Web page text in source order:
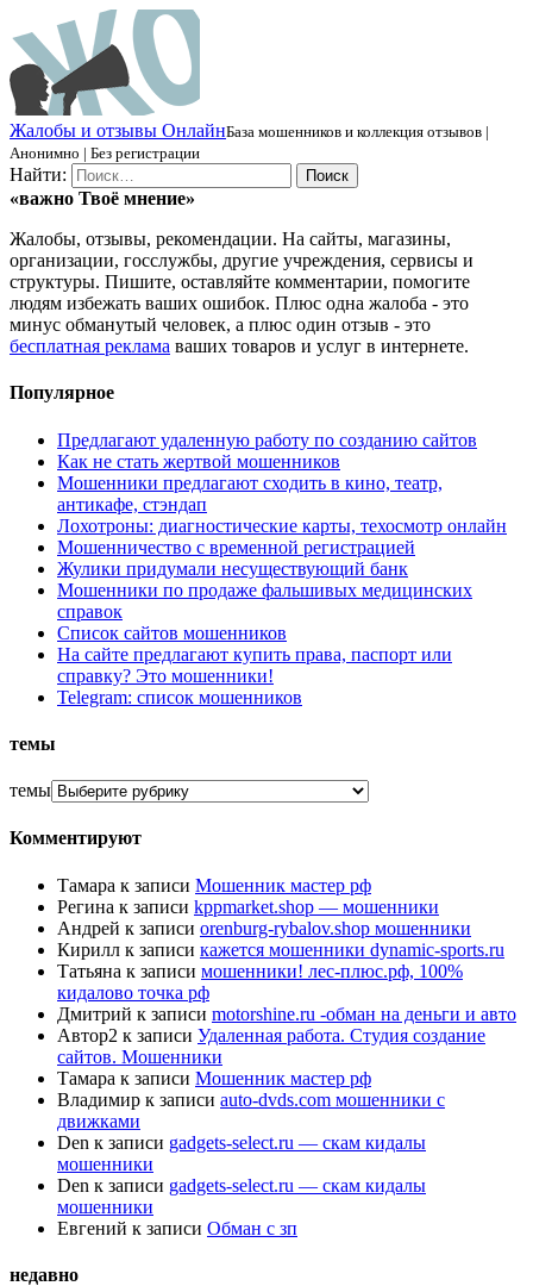
Жалобы и отзывы ОнлайнБаза мошенников и коллекция отзывов |
Анонимно | Без регистрации
Найти:
«важно Твоё мнение»
Жалобы, отзывы, рекомендации. На сайты, магазины,
организации, госслужбы, другие учреждения, сервисы и
структуры. Пишите, оставляйте комментарии, помогите
людям избежать ваших ошибок. Плюс одна жалоба - это
минус обманутый человек, а плюс один отзыв - это
бесплатная реклама ваших товаров и услуг в интернете.
Популярное
Предлагают удаленную работу по созданию сайтов
Как не стать жертвой мошенников
Мошенники предлагают сходить в кино, театр,
антикафе, стэндап
Лохотроны: диагностические карты, техосмотр онлайн
Мошенничество с временной регистрацией
Жулики придумали несуществующий банк
Мошенники по продаже фальшивых медицинских
справок
Список сайтов мошенников
На сайте предлагают купить права, паспорт или
справку? Это мошенники!
Telegram: список мошенников
темы
темы
Комментируют
Тамара к записи Мошенник мастер рф
Регина к записи kppmarket.shop — мошенники
Андрей к записи orenburg-rybalov.shop мошенники
Кирилл к записи кажется мошенники dynamic-sports.ru
Татьяна к записи мошенники! лес-плюс.рф, 100%
кидалово точка рф
Дмитрий к записи motorshine.ru -обман на деньги и авто
Автор2 к записи Удаленная работа. Студия создание
сайтов. Мошенники
Тамара к записи Мошенник мастер рф
Владимир к записи auto-dvds.com мошенники с
движками
Den к записи gadgets-select.ru — скам кидалы
мошенники
Den к записи gadgets-select.ru — скам кидалы
мошенники
Евгений к записи Обман с зп
недавно